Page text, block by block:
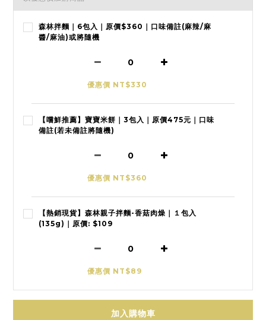
森林拌麵｜6包入｜原價$360｜口味備註(麻辣/麻
醬/麻油)或將隨機
優惠價 NT$330
【嚐鮮推薦】寶寶米餅｜3包入｜原價475元｜口味
備註(若未備註將隨機)
優惠價 NT$360
【熱銷現貨】森林親子拌麵-香菇肉燥｜１包入
(135g)｜原價: $109
優惠價 NT$89
加入購物車